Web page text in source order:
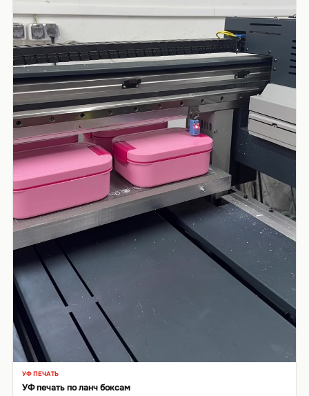
▶
УФ ПЕЧАТЬ
УФ печать по ланч боксам